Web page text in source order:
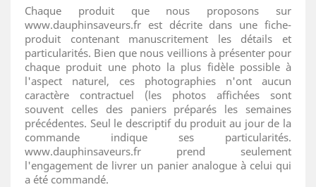
Chaque produit que nous proposons sur
www.dauphinsaveurs.fr est décrite dans une fiche-
produit contenant manuscritement les détails et
particularités. Bien que nous veillions à présenter pour
chaque produit une photo la plus fidèle possible à
l'aspect naturel, ces photographies n'ont aucun
caractère contractuel (les photos affichées sont
souvent celles des paniers préparés les semaines
précédentes. Seul le descriptif du produit au jour de la
commande indique ses particularités.
www.dauphinsaveurs.fr prend seulement
l'engagement de livrer un panier analogue à celui qui
a été commandé.